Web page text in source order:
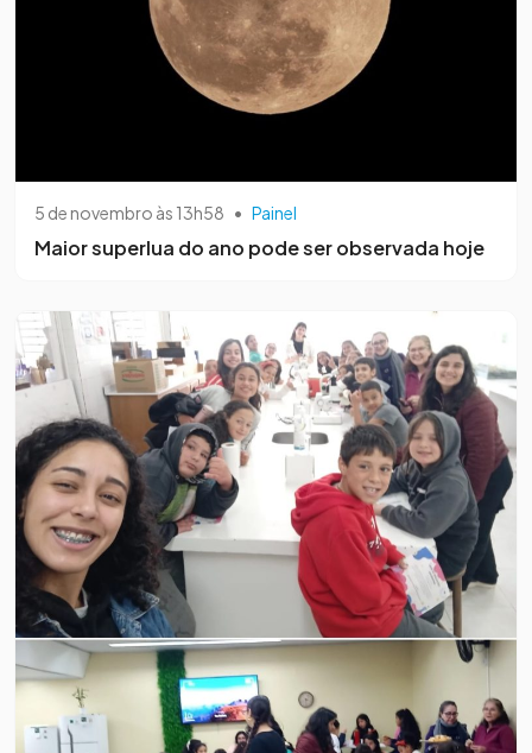
5 de novembro às 13h58 • Painel
Maior superlua do ano pode ser observada hoje